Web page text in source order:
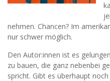
nehmen. Chancen? Im
nur schwer möglich.
Den Autor:innen ist es
zu bauen, die ganz nebenbei
spricht. Gibt es überhaupt